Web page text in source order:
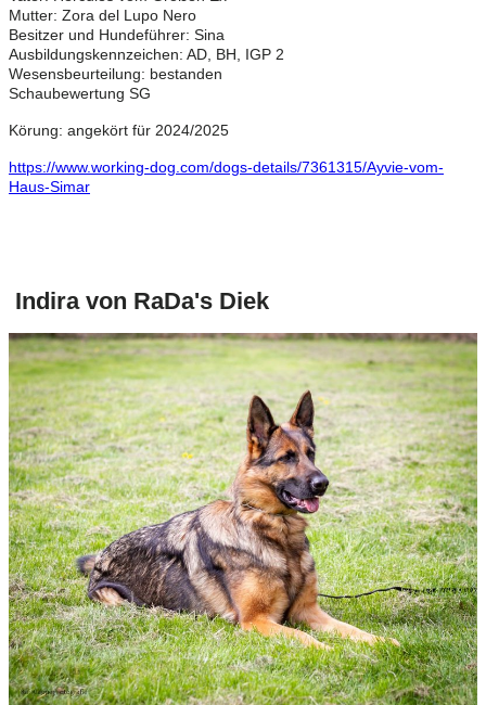
Mutter: Zora del Lupo Nero
Besitzer und Hundeführer: Sina
Ausbildungskennzeichen: AD, BH, IGP 2
Wesensbeurteilung: bestanden
Schaubewertung SG
Körung: angekört für 2024/2025
https://www.working-dog.com/dogs-details/7361315/Ayvie-vom-
Haus-Simar
Indira von RaDa's Diek